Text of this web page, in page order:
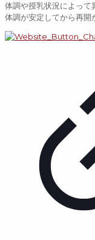
体調や授乳状況によって
体調が安定してから再開